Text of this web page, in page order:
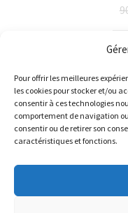
Pour offrir les meilleures
les cookies pour stocker et/ou
consentir à ces technologies
comportement de navigation
consentir ou de retirer son
caractéristiques et fonctions.
© Barthelemy Ski
Politique de